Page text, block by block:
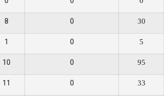
8 0 30
1 0 5
10 0 95
11 0 33